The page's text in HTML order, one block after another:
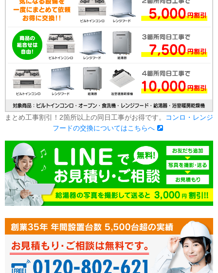
まとめ工事割引！2箇所以上の同日工事がお得です。
コンロ・レンジ
フードの交換についてはこちらへ